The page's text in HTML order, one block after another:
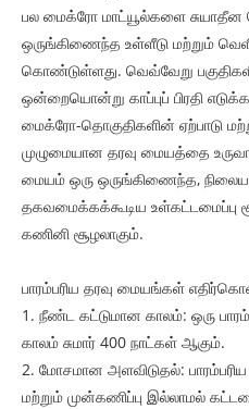
பல மைக்ரோ மாட்யூல்களை சுயாதீன
ஒருங்கிணைந்த உள்ளீடு மற்றும்
கொண்டுள்ளது. வெவ்வேறு
ஒன்றையொன்று காப்புப் பிரதி
மைக்ரோ-தொகுதிகளின் ஏற்பாடு
முழுமையான தரவு மையத்தை
மையம் ஒரு ஒருங்கிணைந்த,
தகவமைக்கக்கூடிய உள்கட்டமைப்பு
கணினி சூழலாகும்.
பாரம்பரிய தரவு மையங்கள்
1. நீண்ட கட்டுமான காலம்: ஒரு
காலம் சுமார் 400 நாட்கள் ஆகும்.
2. மோசமான அளவிடுதல்:
மற்றும் முன்கணிப்பு இல்லாமல்